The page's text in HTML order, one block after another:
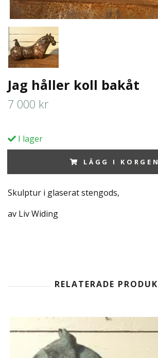
Jag håller koll bakåt
7 000 kr
I lager
LÄGG I KORGEN
Skulptur i glaserat stengods,
av Liv Widing